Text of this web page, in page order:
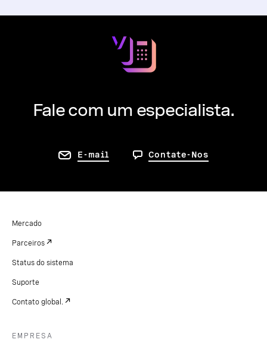
Fale com um especialista.
E-mail Contate-Nos
Mercado
Parceiros
Status do sistema
Suporte
Contato global.
EMPRESA